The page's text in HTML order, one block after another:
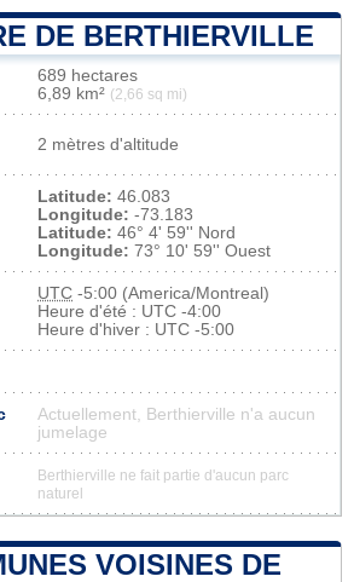
DE BERTHIERVILLE
689 hectares
6,89 km² (2,66 sq mi)
2 mètres d'altitude
Latitude: 46.083
Longitude: -73.183
Latitude: 46° 4' 59'' Nord
Longitude: 73° 10' 59'' Ouest
UTC -5:00 (America/Montreal)
Heure d'été : UTC -4:00
Heure d'hiver : UTC -5:00
Actuellement, Berthierville n'a aucun
jumelage
Berthierville ne fait partie d'aucun parc
naturel
VOISINES DE